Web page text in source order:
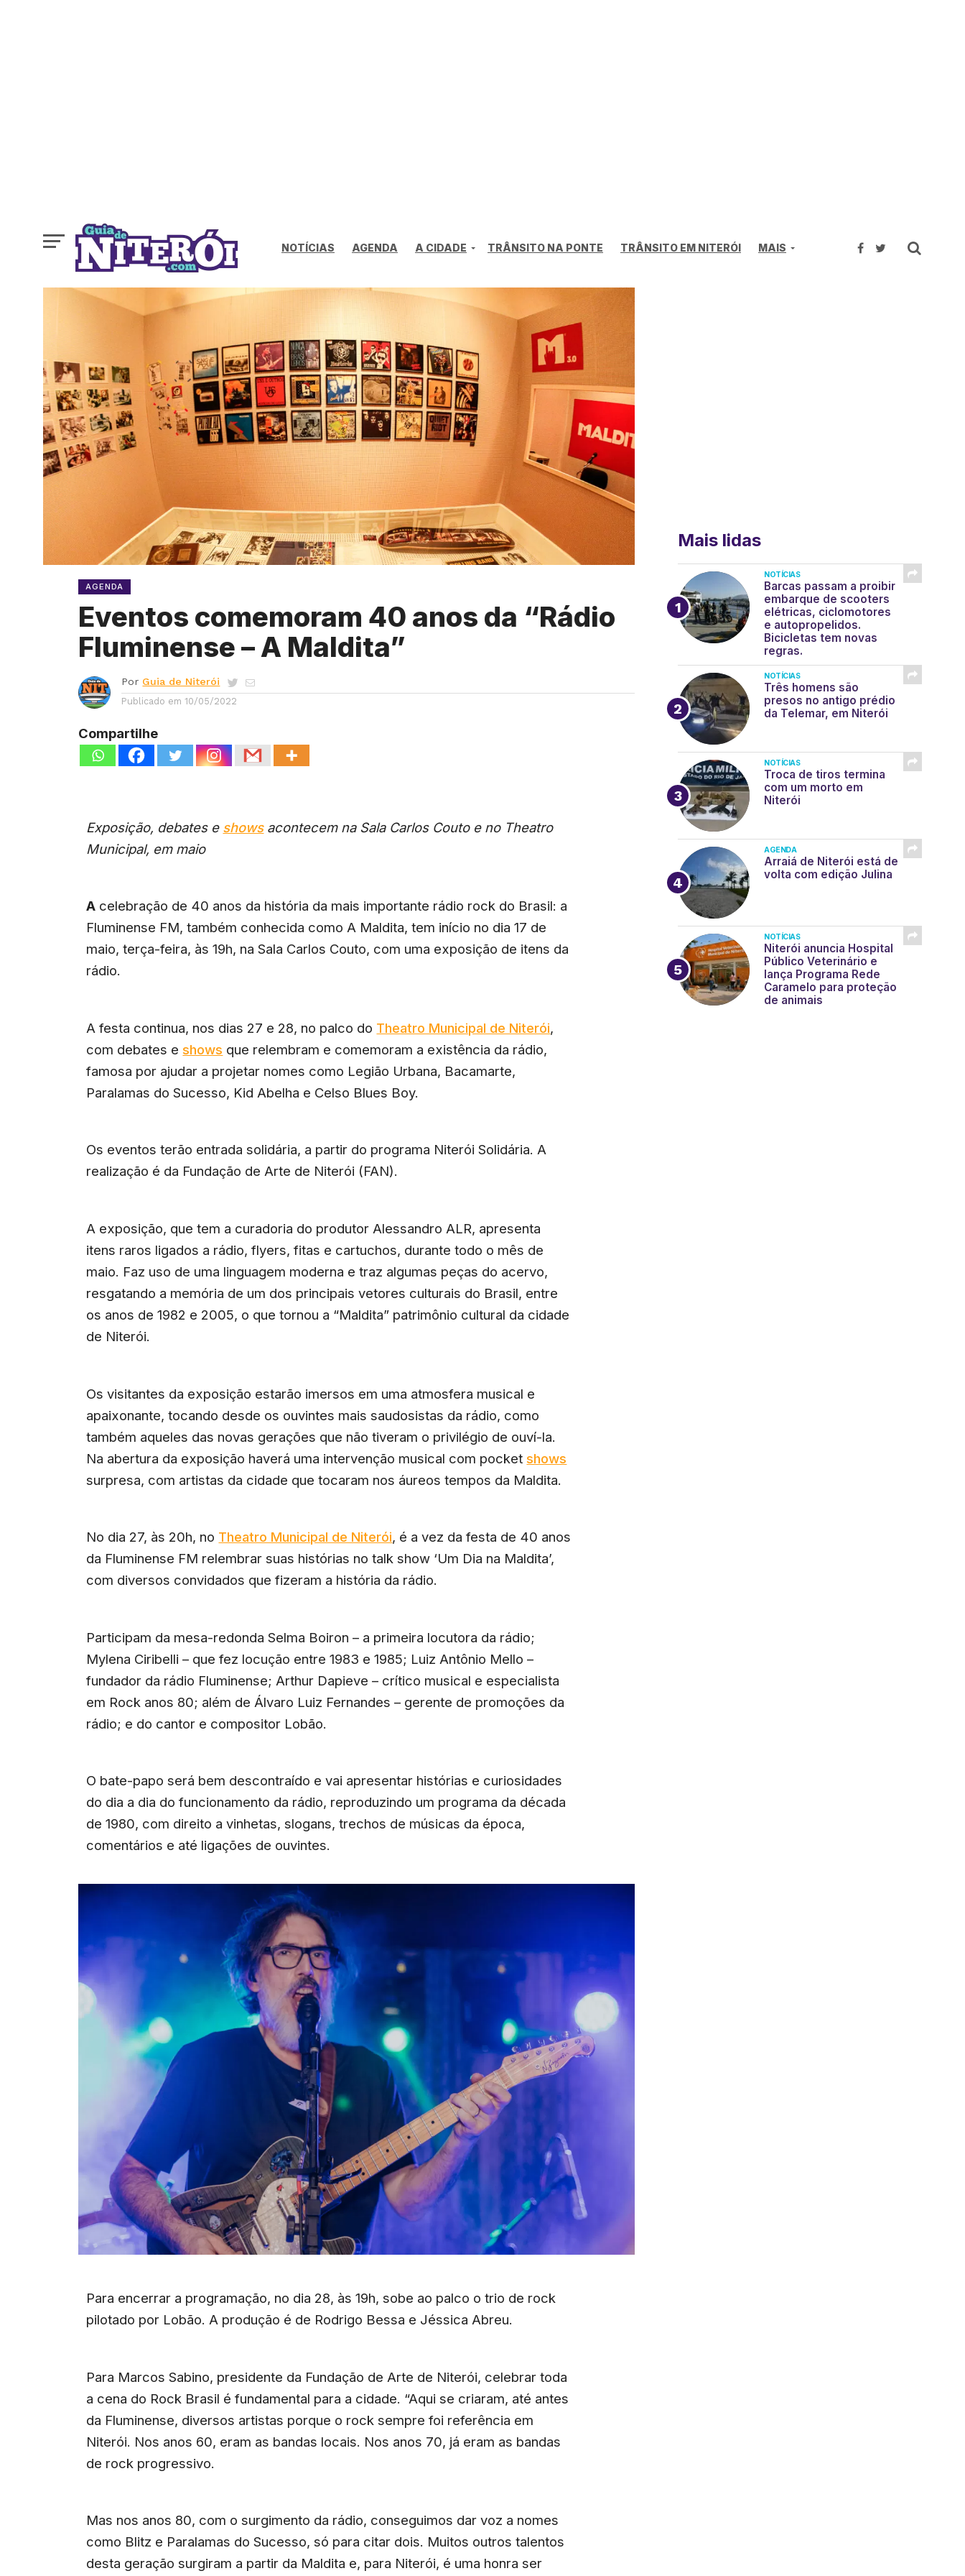
NOTÍCIAS AGENDA A CIDADE TRÂNSITO NA PONTE TRÂNSITO EM NITERÓI MAIS
AGENDA
Eventos comemoram 40 anos da “Rádio
Fluminense – A Maldita”
Por Guia de Niterói
Publicado em 10/05/2022
Compartilhe
Exposição, debates e showsacontecem na Sala Carlos Couto e no Theatro
Municipal, em maio
A celebração de 40 anos da história da mais importante rádio rock do Brasil: a
Fluminense FM, também conhecida como A Maldita, tem início no dia 17 de
maio, terça-feira, às 19h, na Sala Carlos Couto, com uma exposição de itens da
rádio.
A festa continua, nos dias 27 e 28, no palco do Theatro Municipal de Niterói,
com debates eshows que relembram e comemoram a existência da rádio,
famosa por ajudar a projetar nomes como Legião Urbana, Bacamarte,
Paralamas do Sucesso, Kid Abelha e Celso Blues Boy.
Os eventos terão entrada solidária, a partir do programa Niterói Solidária. A
realização é da Fundação de Arte de Niterói (FAN).
A exposição, que tem a curadoria do produtor Alessandro ALR, apresenta
itens raros ligados a rádio, flyers, fitas e cartuchos, durante todo o mês de
maio. Faz uso de uma linguagem moderna e traz algumas peças do acervo,
resgatando a memória de um dos principais vetores culturais do Brasil, entre
os anos de 1982 e 2005, o que tornou a “Maldita” patrimônio cultural da cidade
de Niterói.
Os visitantes da exposição estarão imersos em uma atmosfera musical e
apaixonante, tocando desde os ouvintes mais saudosistas da rádio, como
também aqueles das novas gerações que não tiveram o privilégio de ouví-la.
Na abertura da exposição haverá uma intervenção musical com pocketshows
surpresa, com artistas da cidade que tocaram nos áureos tempos da Maldita.
No dia 27, às 20h, no Theatro Municipal de Niterói, é a vez da festa de 40 anos
da Fluminense FM relembrar suas histórias no talk show ‘Um Dia na Maldita’,
com diversos convidados que fizeram a história da rádio.
Participam da mesa-redonda Selma Boiron – a primeira locutora da rádio;
Mylena Ciribelli – que fez locução entre 1983 e 1985; Luiz Antônio Mello –
fundador da rádio Fluminense; Arthur Dapieve – crítico musical e especialista
em Rock anos 80; além de Álvaro Luiz Fernandes – gerente de promoções da
rádio; e do cantor e compositor Lobão.
O bate-papo será bem descontraído e vai apresentar histórias e curiosidades
do dia a dia do funcionamento da rádio, reproduzindo um programa da década
de 1980, com direito a vinhetas, slogans, trechos de músicas da época,
comentários e até ligações de ouvintes.
Para encerrar a programação, no dia 28, às 19h, sobe ao palco o trio de rock
pilotado por Lobão. A produção é de Rodrigo Bessa e Jéssica Abreu.
Para Marcos Sabino, presidente da Fundação de Arte de Niterói, celebrar toda
a cena do Rock Brasil é fundamental para a cidade. “Aqui se criaram, até antes
da Fluminense, diversos artistas porque o rock sempre foi referência em
Niterói. Nos anos 60, eram as bandas locais. Nos anos 70, já eram as bandas
de rock progressivo.
Mas nos anos 80, com o surgimento da rádio, conseguimos dar voz a nomes
como Blitz e Paralamas do Sucesso, só para citar dois. Muitos outros talentos
desta geração surgiram a partir da Maldita e, para Niterói, é uma honra ser
Mais lidas
NOTÍCIAS
Barcas passam a proibir
embarque de scooters
elétricas, ciclomotores
e autopropelidos.
Bicicletas tem novas
regras.
NOTÍCIAS
Três homens são
presos no antigo prédio
da Telemar, em Niterói
NOTÍCIAS
Troca de tiros termina
com um morto em
Niterói
AGENDA
Arraiá de Niterói está de
volta com edição Julina
NOTÍCIAS
Niterói anuncia Hospital
Público Veterinário e
lança Programa Rede
Caramelo para proteção
de animais